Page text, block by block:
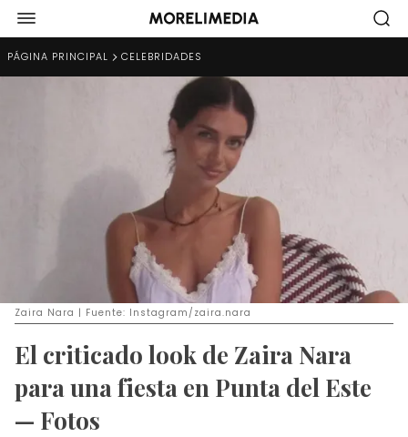
PÁGINA PRINCIPAL CELEBRIDADES
Zaira Nara | Fuente: Instagram/zaira.nara
El criticado look de Zaira Nara
para una fiesta en Punta del Este
— Fotos